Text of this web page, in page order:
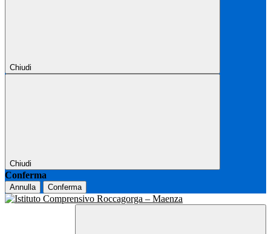
Chiudi
Chiudi
Conferma
Annulla Conferma